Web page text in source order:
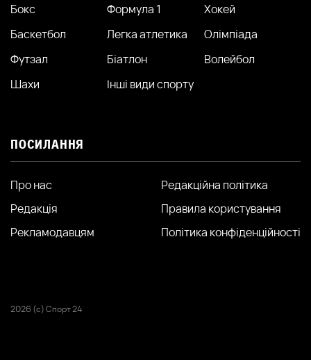
Бокс
Формула 1
Хокей
Баскетбол
Легка атлетика
Олімпіада
Футзал
Біатлон
Волейбол
Шахи
Інші види спорту
ПОСИЛАННЯ
Про нас
Редакція
Рекламодавцям
Редакційна політика
Правила користування
Політика конфіденційності
2026 (с) Спорт 24